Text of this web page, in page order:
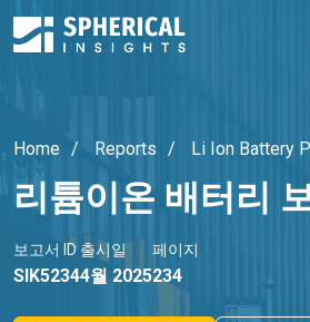
Home Reports Li Ion Battery
리튬이온 배터리
보고서 ID
SIK5234
출시일
4월 2025
페이지
234